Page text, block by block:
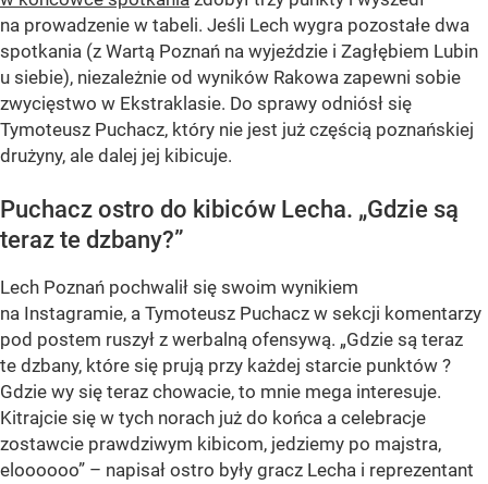
na prowadzenie w tabeli. Jeśli Lech wygra pozostałe dwa
spotkania (z Wartą Poznań na wyjeździe i Zagłębiem Lubin
u siebie), niezależnie od wyników Rakowa zapewni sobie
zwycięstwo w Ekstraklasie. Do sprawy odniósł się
Tymoteusz Puchacz, który nie jest już częścią poznańskiej
drużyny, ale dalej jej kibicuje.
Puchacz ostro do kibiców Lecha. „Gdzie są
teraz te dzbany?”
Lech Poznań pochwalił się swoim wynikiem
na Instagramie, a Tymoteusz Puchacz w sekcji komentarzy
pod postem ruszył z werbalną ofensywą. „Gdzie są teraz
te dzbany, które się prują przy każdej starcie punktów ?
Gdzie wy się teraz chowacie, to mnie mega interesuje.
Kitrajcie się w tych norach już do końca a celebracje
zostawcie prawdziwym kibicom, jedziemy po majstra,
eloooooo” – napisał ostro były gracz Lecha i reprezentant